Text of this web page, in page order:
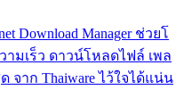
Download Manager ช่วยโ
ามเร็ว ดาวน์โหลดไฟล์ เพล
จาก Thaiware ไว้ใจได้แน่น